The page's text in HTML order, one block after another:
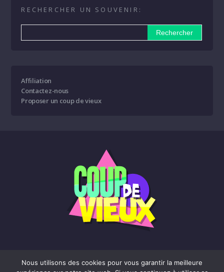
RECHERCHER UN SOUVENIR:
Affiliation
Contactez-nous
Proposer un coup de vieux
Nous utilisons des cookies pour vous garantir la meilleure